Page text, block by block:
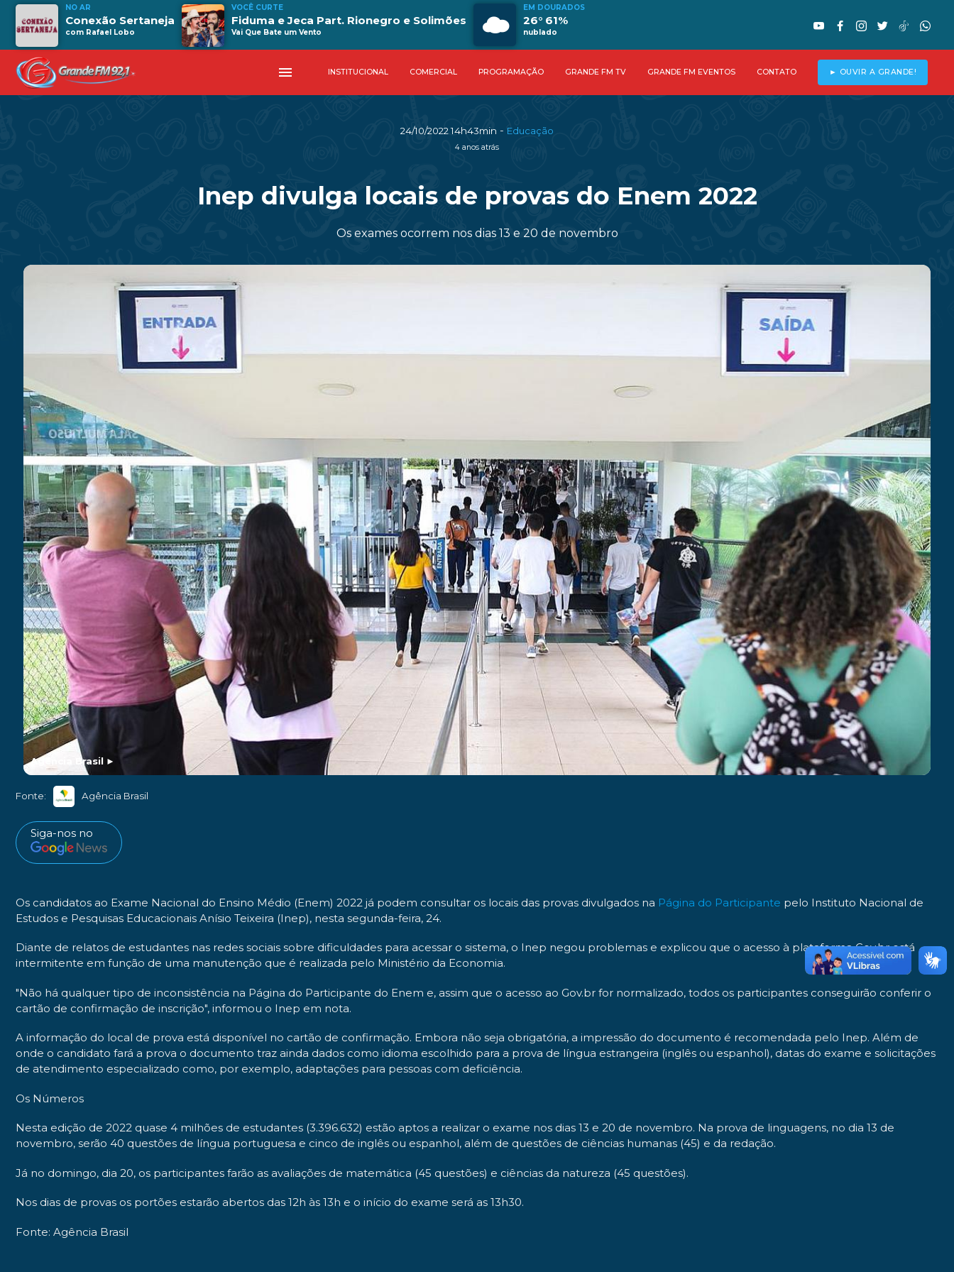
NO AR
Conexão Sertaneja
com Rafael Lobo
VOCÊ CURTE
Fiduma e Jeca Part. Rionegro e Solimões
Vai Que Bate um Vento
EM DOURADOS
26° 61%
nublado
menu INSTITUCIONAL COMERCIAL PROGRAMAÇÃO GRANDE FM TV GRANDE FM EVENTOS CONTATO ► OUVIR A GRANDE!
24/10/2022 14h43min - Educação
4 anos atrás
Inep divulga locais de provas do Enem 2022
Os exames ocorrem nos dias 13 e 20 de novembro
Agência Brasil ►
Fonte: Agência Brasil
Siga-nos no
Os candidatos ao Exame Nacional do Ensino Médio (Enem) 2022 já podem consultar os locais das provas divulgados na Página do Participante pelo Instituto Nacional de
Estudos e Pesquisas Educacionais Anísio Teixeira (Inep), nesta segunda-feira, 24.
Diante de relatos de estudantes nas redes sociais sobre dificuldades para acessar o sistema, o Inep negou problemas e explicou que o acesso à plataforma Gov.br está
intermitente em função de uma manutenção que é realizada pelo Ministério da Economia.
"Não há qualquer tipo de inconsistência na Página do Participante do Enem e, assim que o acesso ao Gov.br for normalizado, todos os participantes conseguirão conferir o
cartão de confirmação de inscrição", informou o Inep em nota.
A informação do local de prova está disponível no cartão de confirmação. Embora não seja obrigatória, a impressão do documento é recomendada pelo Inep. Além de
onde o candidato fará a prova o documento traz ainda dados como idioma escolhido para a prova de língua estrangeira (inglês ou espanhol), datas do exame e solicitações
de atendimento especializado como, por exemplo, adaptações para pessoas com deficiência.
Os Números
Nesta edição de 2022 quase 4 milhões de estudantes (3.396.632) estão aptos a realizar o exame nos dias 13 e 20 de novembro. Na prova de linguagens, no dia 13 de
novembro, serão 40 questões de língua portuguesa e cinco de inglês ou espanhol, além de questões de ciências humanas (45) e da redação.
Já no domingo, dia 20, os participantes farão as avaliações de matemática (45 questões) e ciências da natureza (45 questões).
Nos dias de provas os portões estarão abertos das 12h às 13h e o início do exame será as 13h30.
Fonte: Agência Brasil